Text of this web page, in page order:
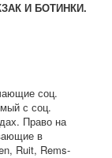
И БОТИНКИ.
соц.
с соц.
Право на
в
Ruit, Rems-